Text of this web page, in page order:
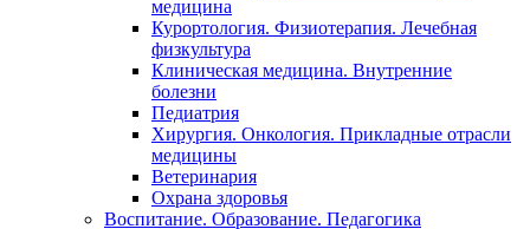
медицина
Курортология. Физиотерапия. Лечебная
физкультура
Клиническая медицина. Внутренние
болезни
Педиатрия
Хирургия. Онкология. Прикладные отрасли
медицины
Ветеринария
Охрана здоровья
Воспитание. Образование. Педагогика